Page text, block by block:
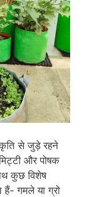
से जुड़े रहने
और पोषक
कुछ विशेष
गमले या ग्रो